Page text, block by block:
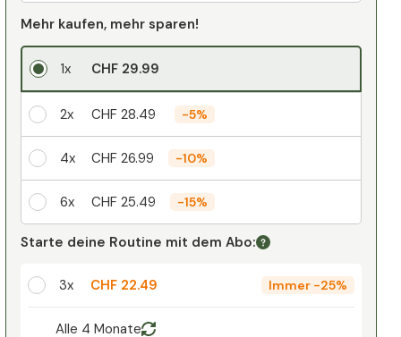
Mehr kaufen, mehr sparen!
1x CHF 29.99
2x CHF 28.49 -5%
4x CHF 26.99 -10%
6x CHF 25.49 -15%
Ihr persönlicher Rabatt
-%
Starte deine Routine mit dem Abo:
3x CHF 22.49 Immer -25%
Alle 4 Monate